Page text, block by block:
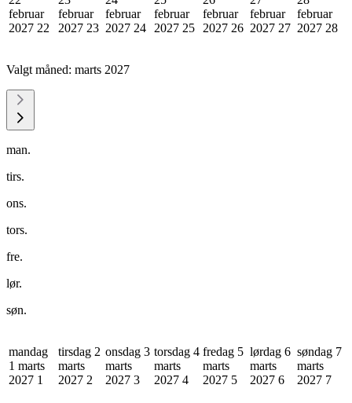
februar
2027 22
februar
2027 23
februar
2027 24
februar
2027 25
februar
2027 26
februar
2027 27
februar
2027 28
Valgt måned: marts 2027
man.
tirs.
ons.
tors.
fre.
lør.
søn.
mandag
1 marts
2027 1
tirsdag 2
marts
2027 2
onsdag 3
marts
2027 3
torsdag 4
marts
2027 4
fredag 5
marts
2027 5
lørdag 6
marts
2027 6
søndag 7
marts
2027 7